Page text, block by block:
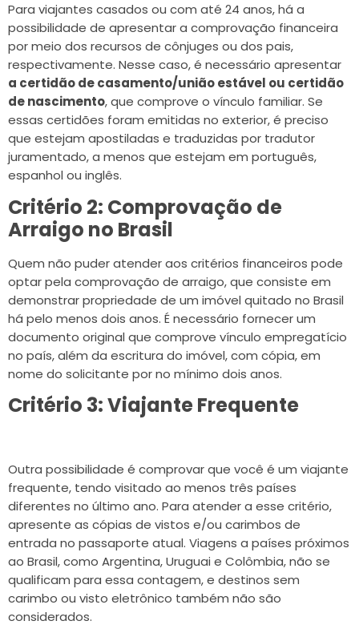
Para viajantes casados ou com até 24 anos, há a
possibilidade de apresentar a comprovação financeira
por meio dos recursos de cônjuges ou dos pais,
respectivamente. Nesse caso, é necessário apresentar
a certidão de casamento/união estável ou certidão
de nascimento, que comprove o vínculo familiar. Se
essas certidões foram emitidas no exterior, é preciso
que estejam apostiladas e traduzidas por tradutor
juramentado, a menos que estejam em português,
espanhol ou inglês.
Critério 2: Comprovação de
Arraigo no Brasil
Quem não puder atender aos critérios financeiros pode
optar pela comprovação de arraigo, que consiste em
demonstrar propriedade de um imóvel quitado no Brasil
há pelo menos dois anos. É necessário fornecer um
documento original que comprove vínculo empregatício
no país, além da escritura do imóvel, com cópia, em
nome do solicitante por no mínimo dois anos.
Critério 3: Viajante Frequente
Outra possibilidade é comprovar que você é um viajante
frequente, tendo visitado ao menos três países
diferentes no último ano. Para atender a esse critério,
apresente as cópias de vistos e/ou carimbos de
entrada no passaporte atual. Viagens a países próximos
ao Brasil, como Argentina, Uruguai e Colômbia, não se
qualificam para essa contagem, e destinos sem
carimbo ou visto eletrônico também não são
considerados.